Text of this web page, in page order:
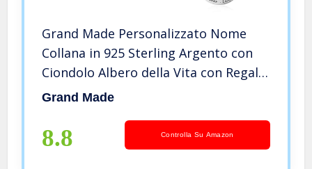
Grand Made Personalizzato Nome
Collana in 925 Sterling Argento con
Ciondolo Albero della Vita con Regalo
inciso per Signore o Donna della
Grand Made
8.8 Controlla Su Amazon